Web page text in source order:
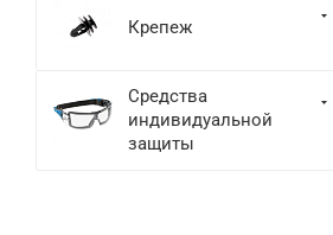
Крепеж
Средства
индивидуальной
защиты